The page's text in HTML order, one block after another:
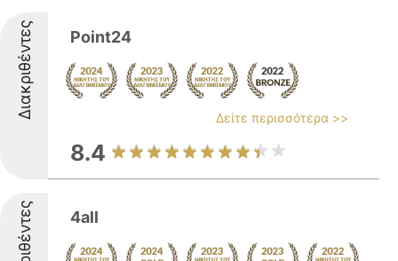
Διακριθέντες Point24
Δείτε περισσότερα >>
8.4
4all